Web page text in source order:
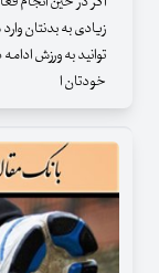
زیادی به بدنتان
‌توانید به ورزش
خودتان ا